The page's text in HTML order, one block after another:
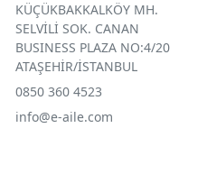
KÜÇÜKBAKKALKÖY MH.
SELVİLİ SOK. CANAN
BUSINESS PLAZA NO:4/20
ATAŞEHİR/İSTANBUL
0850 360 4523
info@e-aile.com